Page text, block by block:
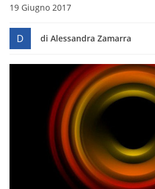
19 Giugno 2017
D di Alessandra Zamarra